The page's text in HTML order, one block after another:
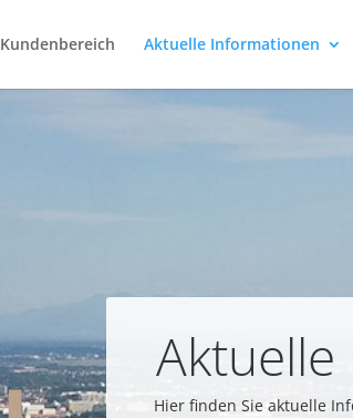
Kundenbereich Aktuelle Informationen
Hier finden Sie aktuelle